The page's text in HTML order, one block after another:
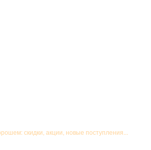
скидки, акции, новые поступления...